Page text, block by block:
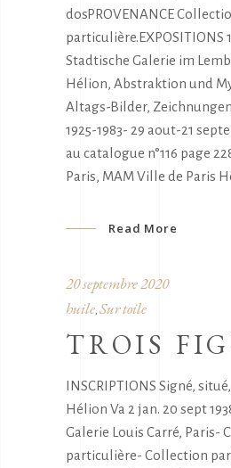
dosPROVENANCE
particulière.EXPOSITIONS
Stadtische Galerie im
Hélion, Abstraktion und
Altags-Bilder,
1925-1983- 29 aout-21
au catalogue n°116 page
Paris, MAM Ville de Paris
Read More
20 septembre 2020
huile Sur toile
TROIS
INSCRIPTIONS Signé,
Hélion Va 2 jan. 20 sept
Galerie Louis Carré, Paris-
particulière- Collection